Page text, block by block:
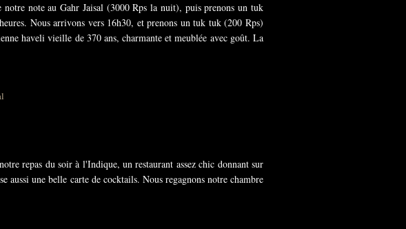
note au Gahr Jaisal (3000 Rps la nuit), puis prenons un tuk
Nous arrivons vers 16h30, et prenons un tuk tuk (200 Rps)
haveli vieille de 370 ans, charmante et meublée avec goût. La
repas du soir à l'Indique, un restaurant assez chic donnant sur
une belle carte de cocktails. Nous regagnons notre chambre